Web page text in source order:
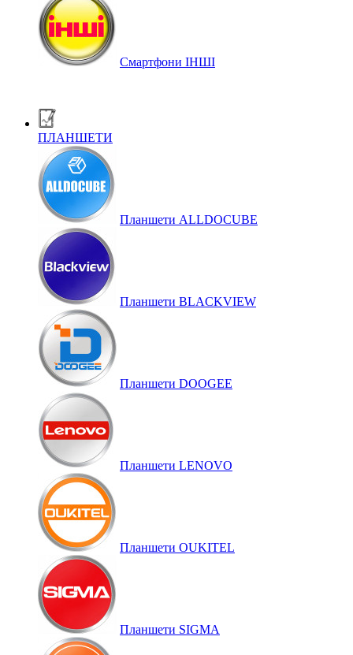
Смартфони ІНШІ
ПЛАНШЕТИ
Планшети ALLDOCUBE
Планшети BLACKVIEW
Планшети DOOGEE
Планшети LENOVO
Планшети OUKITEL
Планшети SIGMA